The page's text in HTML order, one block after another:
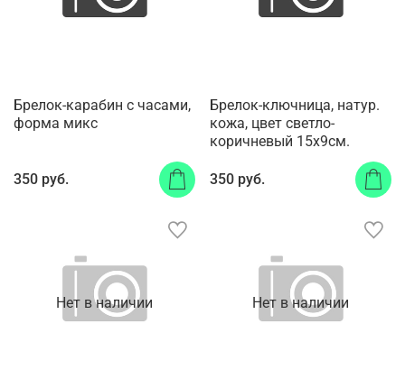
Брелок-карабин с часами,
форма микс
350 руб.
Брелок-ключница, натур.
кожа, цвет светло-
коричневый 15х9см.
350 руб.
Нет в наличии Нет в наличии